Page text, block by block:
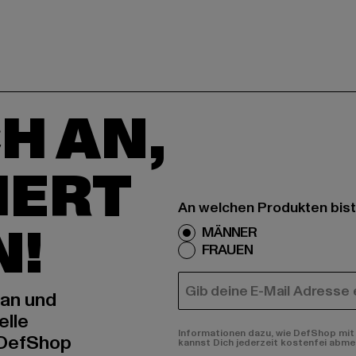
AN,
und
An welchen Produkten
MÄNNER
FRAUEN
E-MAIL
Informationen dazu, wie DefShop
kannst Dich jederzeit kostenfei